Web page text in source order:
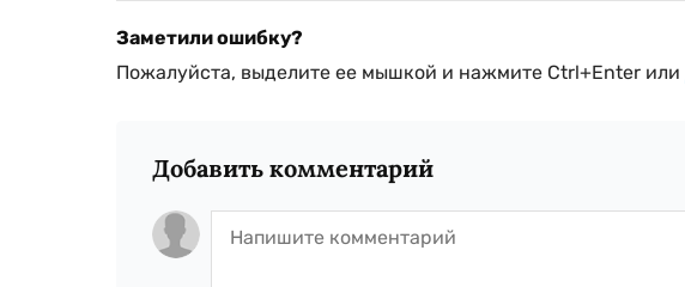
Заметили ошибку?
Пожалуйста, выделите ее мышкой и нажмите Ctrl+Enter или
Добавить комментарий